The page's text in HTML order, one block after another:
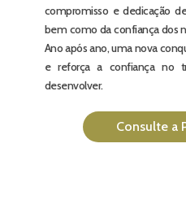
compromisso e dedicação
bem como da confiança dos
Ano após ano, uma nova
e reforça a confiança no
desenvolver.
Consulte a